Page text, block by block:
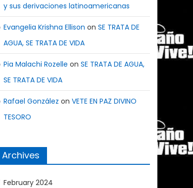
y sus derivaciones latinoamericanas
Evangelia Krishna Ellison onSE TRATA DE
AGUA, SE TRATA DE VIDA
Pia Malachi Rozelle onSE TRATA DE AGUA,
SE TRATA DE VIDA
Rafael González onVETE EN PAZ DIVINO
TESORO
Archives
February 2024